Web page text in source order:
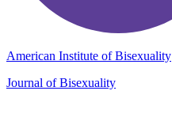
American Institute of Bisexuality
Journal of Bisexuality